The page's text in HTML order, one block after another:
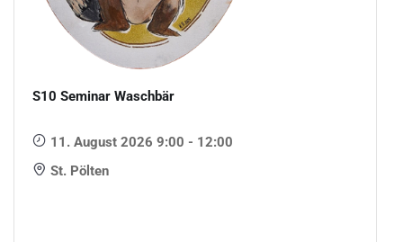
S10 Seminar Waschbär
11. August 2026 9:00 - 12:00
St. Pölten